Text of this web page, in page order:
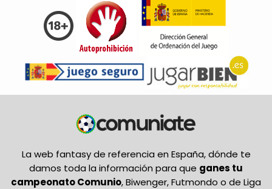
La web fantasy de referencia en España, dónde te
damos toda la información para que ganes tu
campeonato Comunio, Biwenger, Futmondo o de Liga